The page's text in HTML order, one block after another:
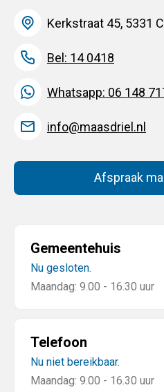
Kerkstraat 45, 5331
Bel: 14 0418
Whatsapp: 06 148
info@maasdriel.nl
Afspraak
Gemeentehuis
Nu gesloten.
Maandag: 9.00 - 16.30 uur
Telefoon
Nu niet bereikbaar.
Maandag: 9.00 - 16.30 uur